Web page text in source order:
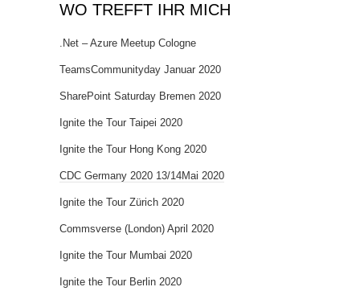
WO TREFFT IHR MICH
.Net – Azure Meetup Cologne
TeamsCommunityday Januar 2020
SharePoint Saturday Bremen 2020
Ignite the Tour Taipei 2020
Ignite the Tour Hong Kong 2020
CDC Germany 2020 13/14Mai 2020
Ignite the Tour Zürich 2020
Commsverse (London) April 2020
Ignite the Tour Mumbai 2020
Ignite the Tour Berlin 2020